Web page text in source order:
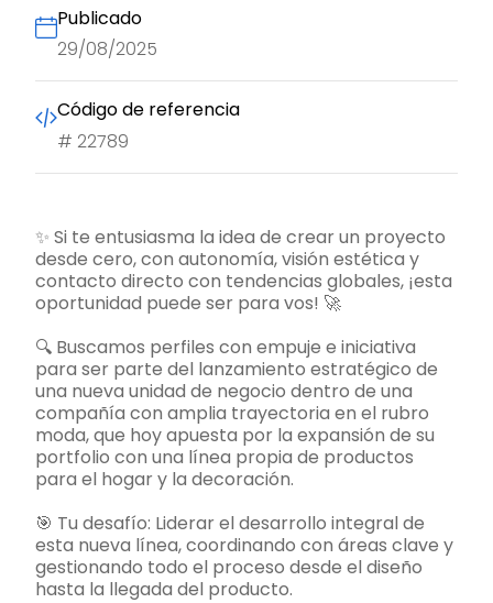
✨ Si te entusiasma la idea de crear un proyecto
desde cero, con autonomía, visión estética y
contacto directo con tendencias globales, ¡esta
oportunidad puede ser para vos! 🚀
🔍 Buscamos perfiles con empuje e iniciativa
para ser parte del lanzamiento estratégico de
una nueva unidad de negocio dentro de una
compañía con amplia trayectoria en el rubro
moda, que hoy apuesta por la expansión de su
portfolio con una línea propia de productos
para el hogar y la decoración.
🎯 Tu desafío: Liderar el desarrollo integral de
esta nueva línea, coordinando con áreas clave y
gestionando todo el proceso desde el diseño
hasta la llegada del producto.
Publicado
29/08/2025
Código de referencia
# 22789